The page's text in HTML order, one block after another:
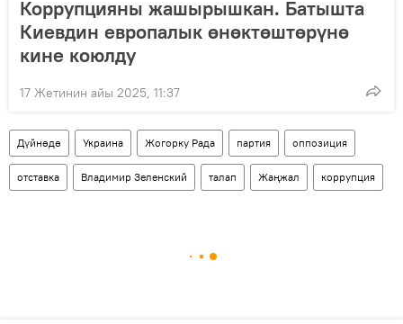
Коррупцияны жашырышкан. Батышта
Киевдин европалык өнөктөштөрүнө
кине коюлду
17 Жетинин айы 2025, 11:37
Дүйнөдө Украина Жогорку Рада партия оппозиция
отставка Владимир Зеленский талап Жаңжал коррупция